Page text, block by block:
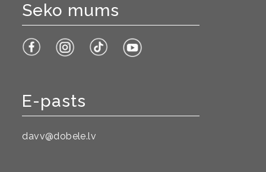
Seko mums
E-pasts
davv@dobele.lv